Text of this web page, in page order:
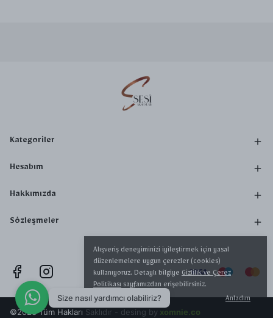
Alışveriş deneyiminizi iyileştirmek için yasal
düzenlemelere uygun çerezler (cookies)
kullanıyoruz. Detaylı bilgiye Gizlilik ve Çerez
Politikası sayfamızdan erişebilirsiniz.
Anladım
Kategoriler
Hesabım
Hakkımızda
Sözleşmeler
©2023 Tüm Hakları Saklıdır - desing by xomnie.co
Size nasıl yardımcı olabiliriz?